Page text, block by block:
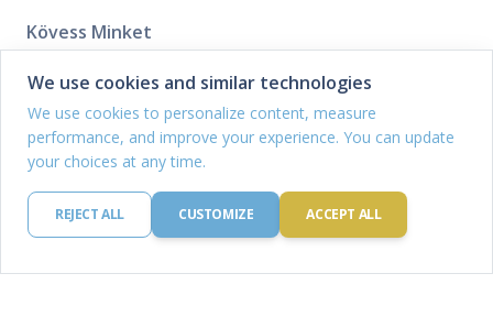
Kövess Minket
Cég
Kik vagyunk
Legyél partner
Kapcsolat
Étkezési tervek és
receptek
Mentett étkezési terveim
Receptjeim
We use cookies and similar technologies
We use cookies to personalize content, measure
performance, and improve your experience. You can update
your choices at any time.
REJECT ALL CUSTOMIZE ACCEPT ALL